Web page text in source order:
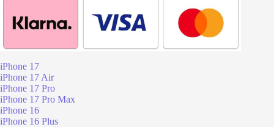
iPhone 17
iPhone 17 Air
iPhone 17 Pro
iPhone 17 Pro Max
iPhone 16
iPhone 16 Plus